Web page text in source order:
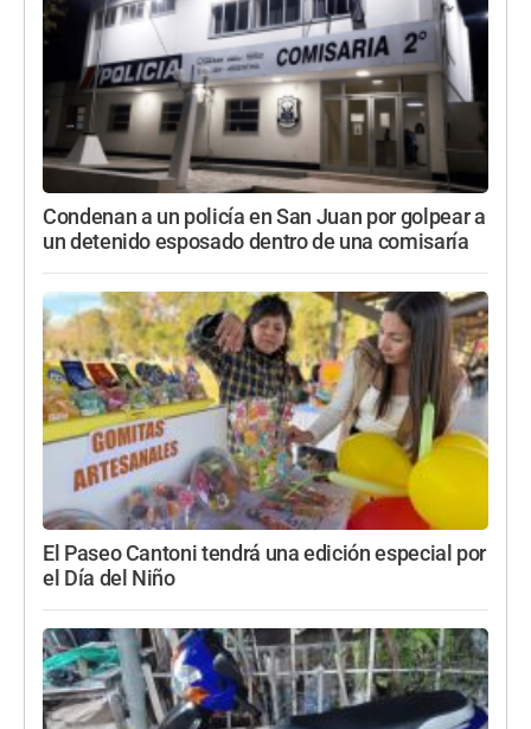
Condenan a un policía en San Juan por golpear a
un detenido esposado dentro de una comisaría
El Paseo Cantoni tendrá una edición especial por
el Día del Niño